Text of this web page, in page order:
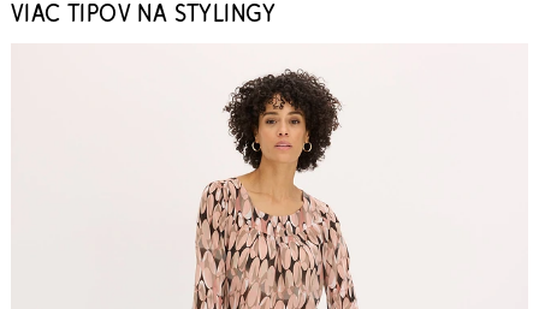
VIAC TIPOV NA STYLINGY